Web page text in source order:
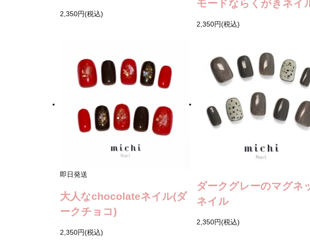
2,350円(税込)
モードならくがきネイ
2,350円(税込)
即日発送
大人なchocolateネイル(ダ
ークチョコ)
2,350円(税込)
ダークグレーのマグネ
ネイル
2,350円(税込)